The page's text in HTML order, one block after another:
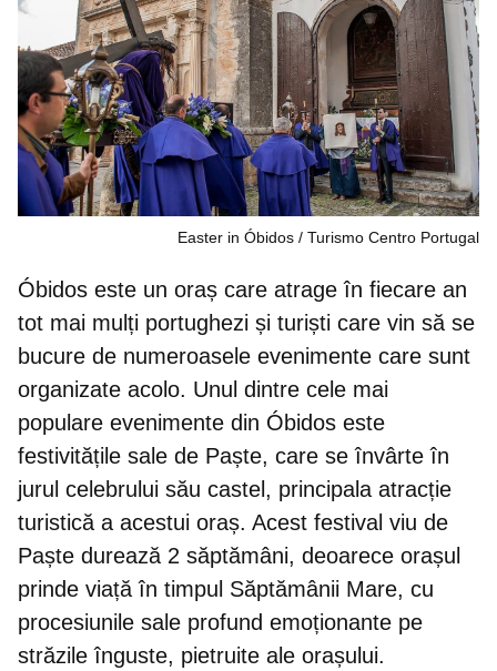
Easter in Óbidos Turismo Centro Portugal
Óbidos este un oraș care atrage în fiecare an
tot mai mulți portughezi și turiști care vin să se
bucure de numeroasele evenimente care sunt
organizate acolo. Unul dintre cele mai
populare evenimente din Óbidos este
festivitățile sale de Paște, care se învârte în
jurul celebrului său castel, principala atracție
turistică a acestui oraș. Acest festival viu de
Paște durează 2 săptămâni, deoarece orașul
prinde viață în timpul Săptămânii Mare, cu
procesiunile sale profund emoționante pe
străzile înguste, pietruite ale orașului.